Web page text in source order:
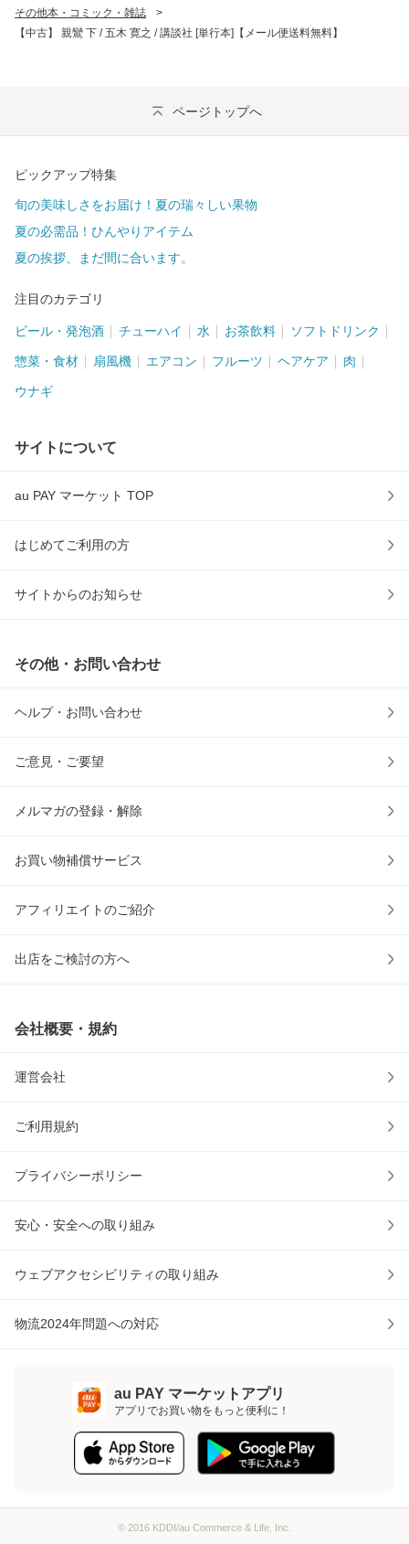
その他本・コミック・雑誌
>
【中古】 親鸞 下 / 五木 寛之 / 講談社 [単行本]【メール便送料無料】
ページトップへ
ピックアップ特集
旬の美味しさをお届け！夏の瑞々しい果物
夏の必需品！ひんやりアイテム
夏の挨拶、まだ間に合います。
注目のカテゴリ
ビール・発泡酒 チューハイ 水 お茶飲料 ソフトドリンク
惣菜・食材 扇風機 エアコン フルーツ ヘアケア 肉
ウナギ
サイトについて
au PAY マーケット TOP
はじめてご利用の方
サイトからのお知らせ
その他・お問い合わせ
ヘルプ・お問い合わせ
ご意見・ご要望
メルマガの登録・解除
お買い物補償サービス
アフィリエイトのご紹介
出店をご検討の方へ
会社概要・規約
運営会社
ご利用規約
プライバシーポリシー
安心・安全への取り組み
ウェブアクセシビリティの取り組み
物流2024年問題への対応
au PAY マーケットアプリ
アプリでお買い物をもっと便利に！
© 2016 KDDI/au Commerce & Life, Inc.